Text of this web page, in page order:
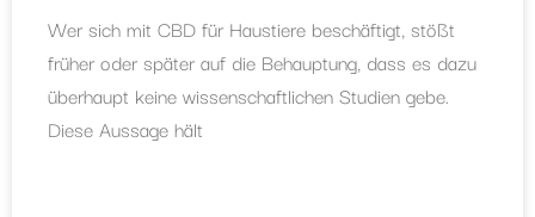
Wer sich mit CBD für Haustiere beschäftigt, stößt
früher oder später auf die Behauptung, dass es dazu
überhaupt keine wissenschaftlichen Studien gebe.
Diese Aussage hält